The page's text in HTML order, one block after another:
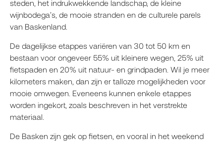
steden, het indrukwekkende landschap, de kleine
wijnbodega’s, de mooie stranden en de culturele parels
van Baskenland.
De dagelijkse etappes variëren van 30 tot 50 km en
bestaan voor ongeveer 55% uit kleinere wegen, 25% uit
fietspaden en 20% uit natuur- en grindpaden. Wil je meer
kilometers maken, dan zijn er talloze mogelijkheden voor
mooie omwegen. Eveneens kunnen enkele etappes
worden ingekort, zoals beschreven in het verstrekte
materiaal.
De Basken zijn gek op fietsen, en vooral in het weekend